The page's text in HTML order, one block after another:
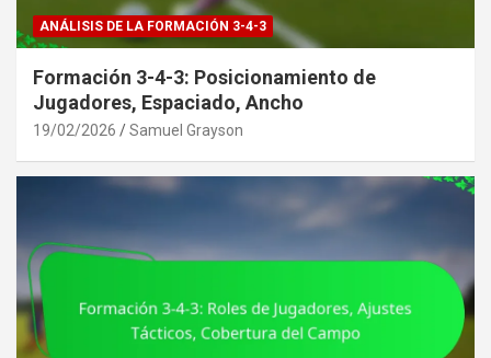
ANÁLISIS DE LA FORMACIÓN 3-4-3
Formación 3-4-3: Posicionamiento de
Jugadores, Espaciado, Ancho
19/02/2026 Samuel Grayson